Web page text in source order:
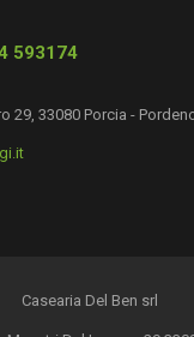
593174
29, 33080 Porcia -
Casearia Del Ben srl